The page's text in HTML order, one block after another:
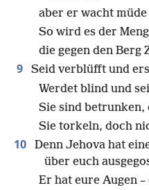
aber er wacht
So wird es der
die gegen den Berg
9 Seid verblüfft und
Werdet blind und
Sie sind betrunken,
Sie torkeln, doch
10
Denn Jehova hat
über euch
Er hat eure Augen